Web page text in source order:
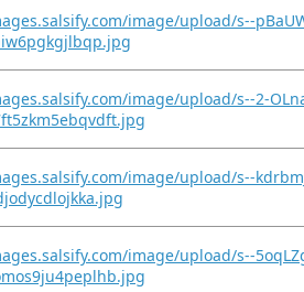
image/upload/s--
image/upload/s--2-
image/upload/s--
image/upload/s--